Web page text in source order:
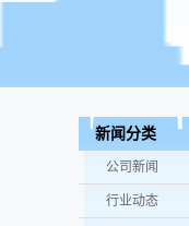
新闻分类
公司新闻
行业动态